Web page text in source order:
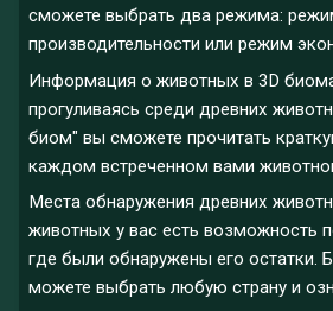
сможете выбрать два режима:
производительности или режим
Информация о животных в 3D
прогуливаясь среди древних
биом" вы сможете прочитать
каждом встреченном вами
Места обнаружения древних
животных у вас есть возможность
где были обнаружены его остатки.
можете выбрать любую страну и